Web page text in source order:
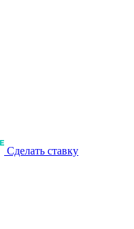
Сделать ставку